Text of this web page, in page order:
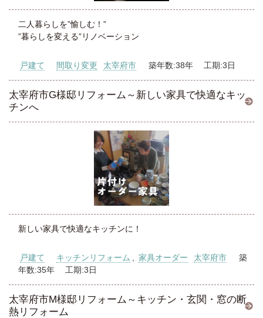
二人暮らしを”愉しむ！”
”暮らしを変える”リノベーション
戸建て 間取り変更 太宰府市 築年数:38年 工期:3日
太宰府市G様邸リフォーム～新しい家具で快適なキッ
チンへ
新しい家具で快適なキッチンに！
戸建て キッチンリフォーム 家具オーダー 太宰府市
築
年数:35年 工期:3日
太宰府市M様邸リフォーム～キッチン・玄関・窓の断
熱リフォーム